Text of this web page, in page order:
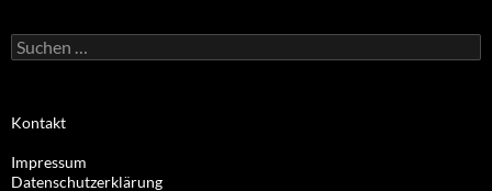
Suchen
nach:
Kontakt
Impressum
Datenschutzerklärung